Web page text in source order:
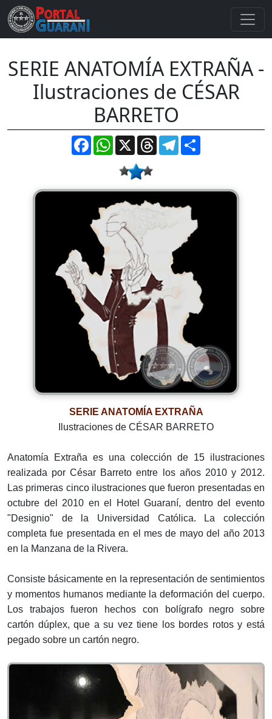
SERIE ANATOMÍA EXTRAÑA -
Ilustraciones de CÉSAR
BARRETO
FacebookWhatsApp
X ThreadsTelegram
SERIE ANATOMÍA EXTRAÑA
Ilustraciones de CÉSAR BARRETO
Anatomía Extraña es una colección de 15 ilustraciones
realizada por César Barreto entre los años 2010 y 2012.
Las primeras cinco ilustraciones que fueron presentadas en
octubre del 2010 en el Hotel Guaraní, dentro del evento
"Designio" de la Universidad Católica. La colección
completa fue presentada en el mes de mayo del año 2013
en la Manzana de la Rivera.
Consiste básicamente en la representación de sentimientos
y momentos humanos mediante la deformación del cuerpo.
Los trabajos fueron hechos con bolígrafo negro sobre
cartón dúplex, que a su vez tiene los bordes rotos y está
pegado sobre un cartón negro.